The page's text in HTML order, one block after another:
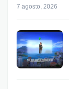
7 agosto, 2026